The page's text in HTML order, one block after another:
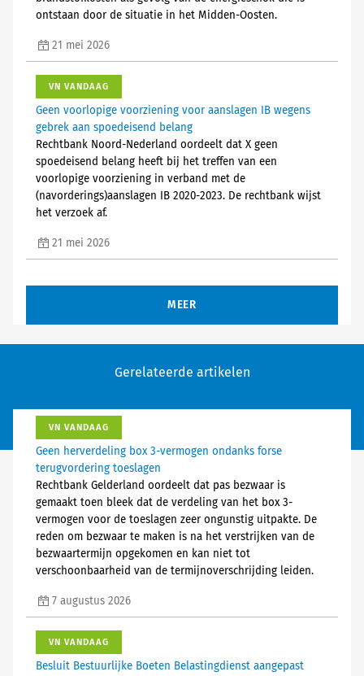
ontstaan door de situatie in het Midden-Oosten.
21 mei 2026
VN VANDAAG
Geen voorlopige voorziening voor aanslagen IB wegens
gebrek aan spoedeisend belang
Rechtbank Noord-Nederland oordeelt dat X geen
spoedeisend belang heeft bij het treffen van een
voorlopige voorziening in verband met de
(navorderings)aanslagen IB 2020-2023. De rechtbank wijst
het verzoek af.
21 mei 2026
MEER
Gerelateerde artikelen
VN VANDAAG
Geen herverdeling box 3-vermogen ondanks forse
terugvordering toeslagen
Rechtbank Gelderland oordeelt dat pas bezwaar is
gemaakt toen bleek dat de verdeling van het box 3-
vermogen voor de toeslagen zeer ongunstig uitpakte. De
reden om bezwaar te maken is na het verstrijken van de
bezwaartermijn opgekomen en kan niet tot
verschoonbaarheid van de termijnoverschrijding leiden.
7 augustus 2026
VN VANDAAG
Besluit Bestuurlijke Boeten Belastingdienst aangepast